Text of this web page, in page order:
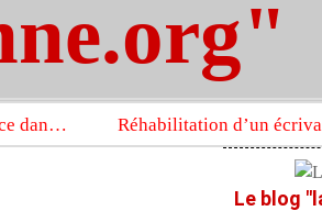
Les langues de France dans un imposant ouvrage sur la langue française que publient les Presses universitaires d’Oxford
Le blog